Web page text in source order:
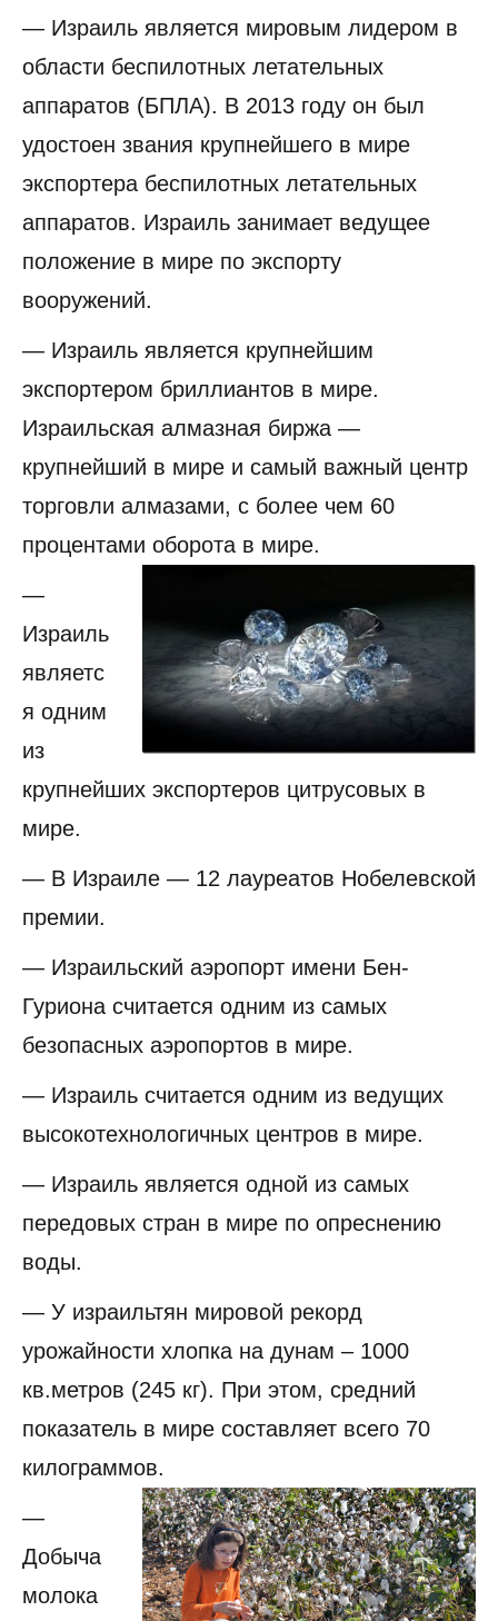
— Израиль является мировым лидером в
области беспилотных летательных
аппаратов (БПЛА). В 2013 году он был
удостоен звания крупнейшего в мире
экспортера беспилотных летательных
аппаратов. Израиль занимает ведущее
положение в мире по экспорту
вооружений.
— Израиль является крупнейшим
экспортером бриллиантов в мире.
Израильская алмазная биржа —
крупнейший в мире и самый важный центр
торговли алмазами, с более чем 60
процентами оборота в мире.
—
Израиль
являетс
я одним
из
крупнейших экспортеров цитрусовых в
мире.
— В Израиле — 12 лауреатов Нобелевской
премии.
— Израильский аэропорт имени Бен-
Гуриона считается одним из самых
безопасных аэропортов в мире.
— Израиль считается одним из ведущих
высокотехнологичных центров в мире.
— Израиль является одной из самых
передовых стран в мире по опреснению
воды.
— У израильтян мировой рекорд
урожайности хлопка на дунам – 1000
кв.метров (245 кг). При этом, средний
показатель в мире составляет всего 70
килограммов.
—
Добыча
молока